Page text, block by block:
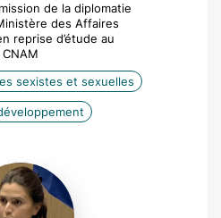
de la diplomatie
des Affaires
reprise d’étude au
CNAM
sexistes et sexuelles
Mathilde
Dupré